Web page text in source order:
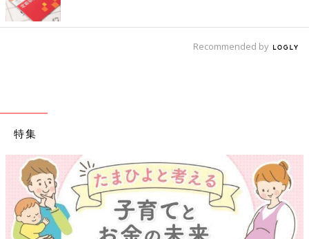
Recommended by
特集
【ワクチン接種できるものも】